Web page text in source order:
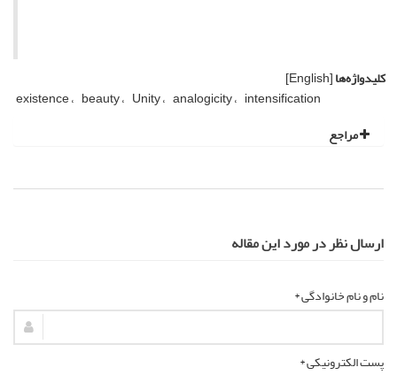
کلیدواژه‌ها[English]
existence beauty Unity analogicity intensification
مراجع
ارسال نظر در مورد این مقاله
نام و نام خانوادگی *
پست الکترونیکی *